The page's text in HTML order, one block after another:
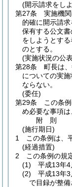
(開示請求をし
第27条
実施機
的確に開示請
保有する公文
をしようとす
のとする。
(実施状況の公
第28条
町長は
についての実
ならない。
(委任)
第29条
この条
め必要な事項は
附 則
(施行期日)
1
この条例は、
(経過措置)
2
この条例の規
(1)
平成13年
(2)
平成13年
で目録が整